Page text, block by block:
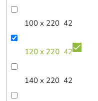
100 x 220 42
120 x 220 42
140 x 220 42